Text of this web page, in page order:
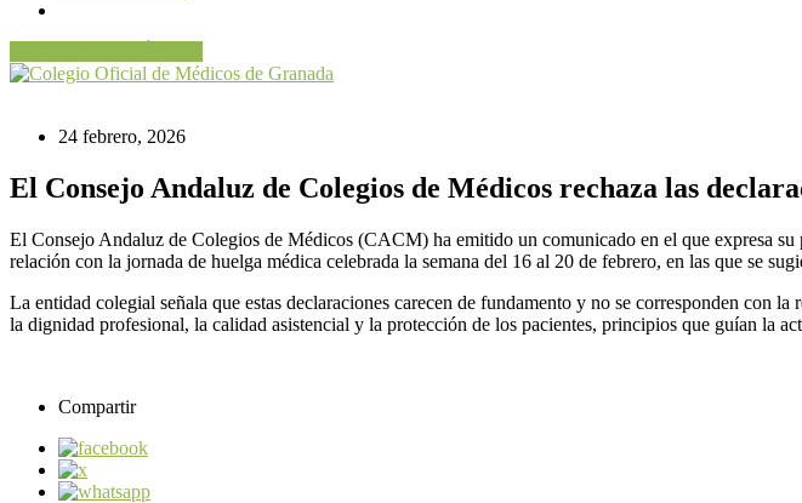
24 febrero, 2026
El Consejo Andaluz de Colegios de Médicos rechaza las
El Consejo Andaluz de Colegios de Médicos (CACM) ha emitido un comunicado en el que expresa
relación con la jornada de huelga médica celebrada la semana del 16 al 20 de febrero, en las que se
La entidad colegial señala que estas declaraciones carecen de fundamento y no se corresponden con
la dignidad profesional, la calidad asistencial y la protección de los pacientes, principios que guían la
Compartir